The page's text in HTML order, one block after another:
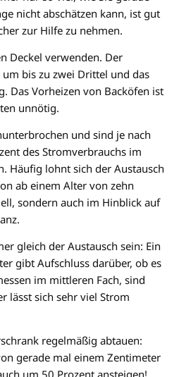
nicht abschätzen kann, ist gut
zur Hilfe zu nehmen.
Deckel verwenden. Der
bis zu zwei Drittel und das
Das Vorheizen von Backöfen ist
unnötig.
und sind je nach
des Stromverbrauchs im
Häufig lohnt sich der Austausch
ab einem Alter von zehn
sondern auch im Hinblick auf
gleich der Austausch sein: Ein
gibt Aufschluss darüber, ob es
im mittleren Fach, sind
lässt sich sehr viel Strom
regelmäßig abtauen:
gerade mal einem Zentimeter
um 50 Prozent ansteigen!